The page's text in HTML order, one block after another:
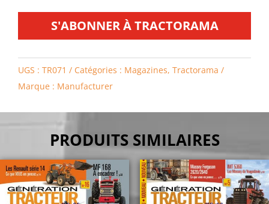
S'ABONNER À TRACTORAMA
UGS : TR071 Catégories : Magazines, Tractorama
Marque : Manufacturer
PRODUITS SIMILAIRES